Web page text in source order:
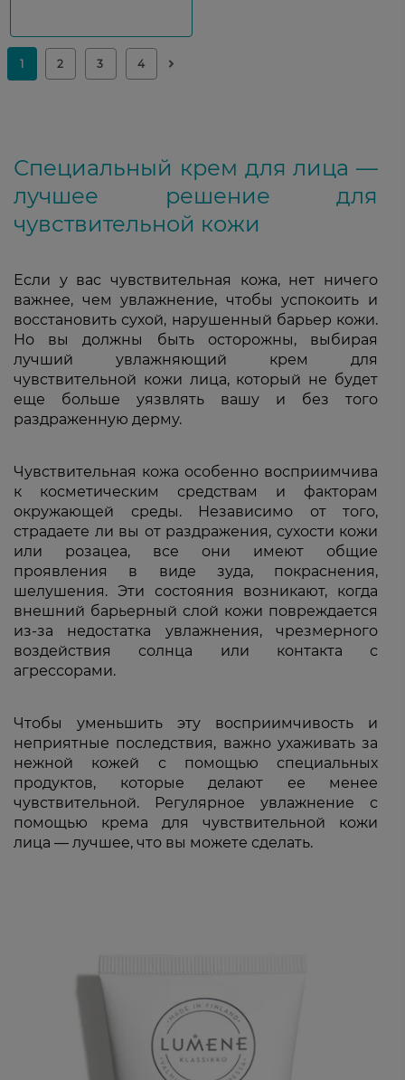
Специальный крем для лица —
лучшее решение для
чувствительной кожи
Если у вас чувствительная кожа, нет ничего
важнее, чем увлажнение, чтобы успокоить и
восстановить сухой, нарушенный барьер кожи.
Но вы должны быть осторожны, выбирая
лучший увлажняющий крем для
чувствительной кожи лица, который не будет
еще больше уязвлять вашу и без того
раздраженную дерму.
Чувствительная кожа особенно восприимчива
к косметическим средствам и факторам
окружающей среды. Независимо от того,
страдаете ли вы от раздражения, сухости кожи
или розацеа, все они имеют общие
проявления в виде зуда, покраснения,
шелушения. Эти состояния возникают, когда
внешний барьерный слой кожи повреждается
из-за недостатка увлажнения, чрезмерного
воздействия солнца или контакта с
агрессорами.
Чтобы уменьшить эту восприимчивость и
неприятные последствия, важно ухаживать за
нежной кожей с помощью специальных
продуктов, которые делают ее менее
чувствительной. Регулярное увлажнение с
помощью крема для чувствительной кожи
лица — лучшее, что вы можете сделать.